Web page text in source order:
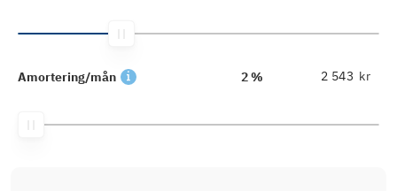
Amortering/mån 2 % kr